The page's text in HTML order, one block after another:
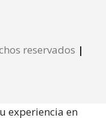
reservados |
experiencia en